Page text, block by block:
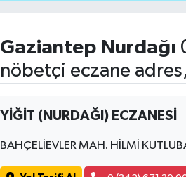
Gaziantep Nurdağı
nöbetçi eczane
YİĞİT (NURDAĞI) ECZANESİ
BAHÇELİEVLER MAH. HİLMİ